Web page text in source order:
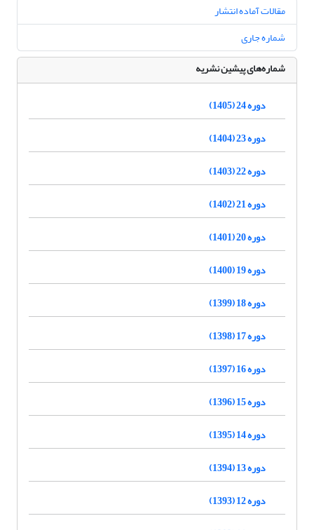
مقالات آماده انتشار
شماره جاری
شماره‌های پیشین نشریه
دوره 24 (1405)
دوره 23 (1404)
دوره 22 (1403)
دوره 21 (1402)
دوره 20 (1401)
دوره 19 (1400)
دوره 18 (1399)
دوره 17 (1398)
دوره 16 (1397)
دوره 15 (1396)
دوره 14 (1395)
دوره 13 (1394)
دوره 12 (1393)